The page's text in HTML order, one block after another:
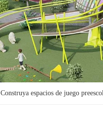
Construya espacios de juego